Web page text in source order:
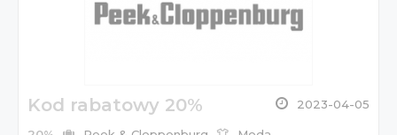
Kod rabatowy 20% 2023-04-05